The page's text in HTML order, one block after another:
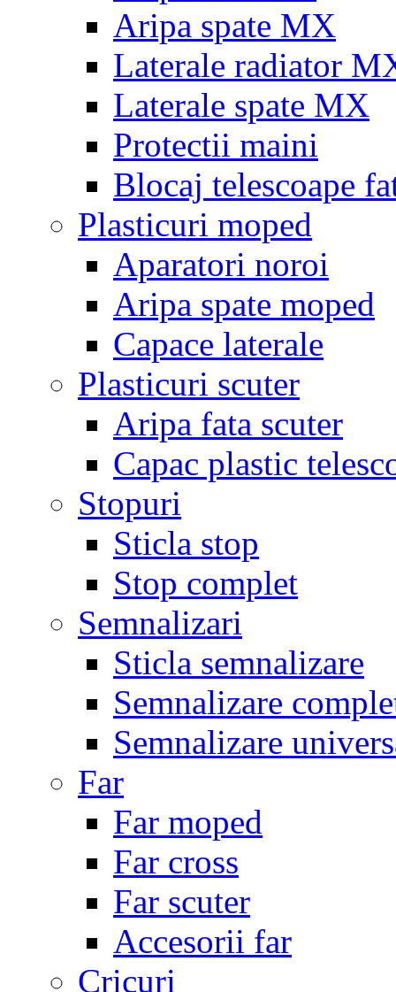
Aripa spate MX
Laterale radiator
Laterale spate MX
Protectii maini
Blocaj telescoape
Plasticuri moped
Aparatori noroi
Aripa spate moped
Capace laterale
Plasticuri scuter
Aripa fata scuter
Capac plastic
Stopuri
Sticla stop
Stop complet
Semnalizari
Sticla semnalizare
Semnalizare
Semnalizare
Far
Far moped
Far cross
Far scuter
Accesorii far
Cricuri